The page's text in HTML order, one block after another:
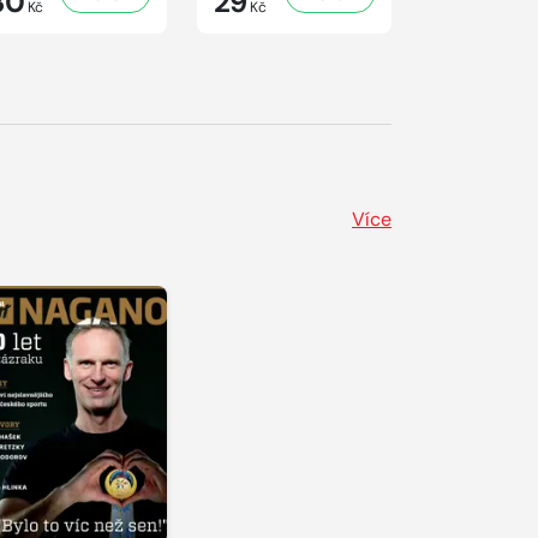
Kč Kč
Více